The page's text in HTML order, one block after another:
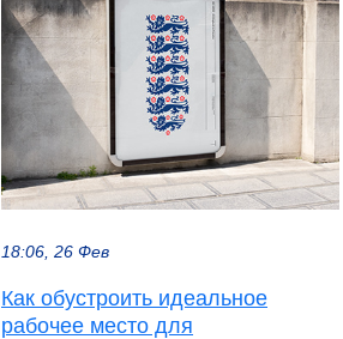
18:06, 26 Фев
Как обустроить идеальное
рабочее место для